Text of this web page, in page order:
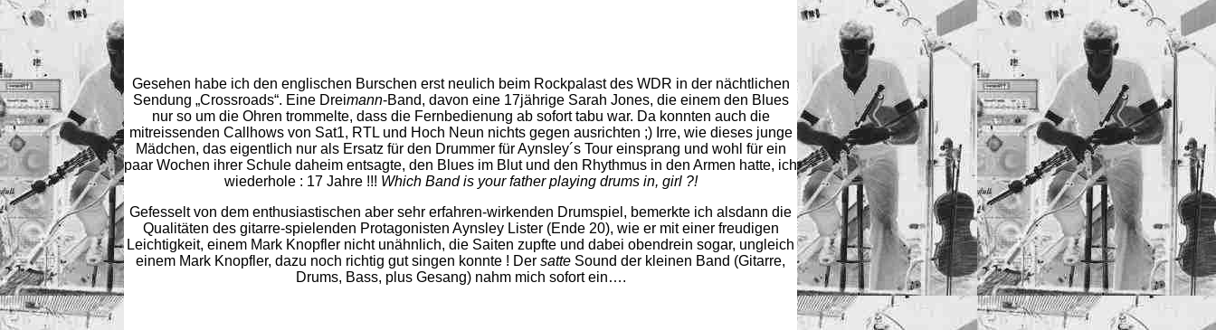
Gesehen habe ich den englischen Burschen erst neulich beim Rockpalast des WDR in der nächtlichen
Sendung „Crossroads“. Eine Dreimann-Band, davon eine 17jährige Sarah Jones, die einem den Blues
nur so um die Ohren trommelte, dass die Fernbedienung ab sofort tabu war. Da konnten auch die
mitreissenden Callhows von Sat1, RTL und Hoch Neun nichts gegen ausrichten ;) Irre, wie dieses junge
Mädchen, das eigentlich nur als Ersatz für den Drummer für Aynsley´s Tour einsprang und wohl für ein
paar Wochen ihrer Schule daheim entsagte, den Blues im Blut und den Rhythmus in den Armen hatte, ich
wiederhole : 17 Jahre !!! Which Band is your father playing drums in, girl ?!
Gefesselt von dem enthusiastischen aber sehr erfahren-wirkenden Drumspiel, bemerkte ich alsdann die
Qualitäten des gitarre-spielenden Protagonisten Aynsley Lister (Ende 20), wie er mit einer freudigen
Leichtigkeit, einem Mark Knopfler nicht unähnlich, die Saiten zupfte und dabei obendrein sogar, ungleich
einem Mark Knopfler, dazu noch richtig gut singen konnte ! Der satte Sound der kleinen Band (Gitarre,
Drums, Bass, plus Gesang) nahm mich sofort ein….